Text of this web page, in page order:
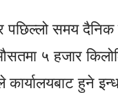
समय दैनिक
५ हजार
हुने